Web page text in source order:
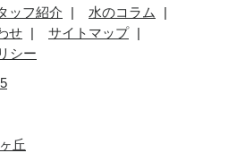
ッフ紹介
水のコラム
せ
サイトマップ
シー
丘